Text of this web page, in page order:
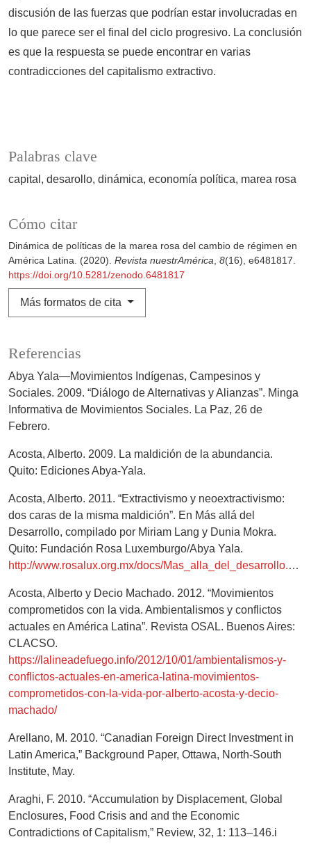
Palabras clave
capital desarollo dinámica economía política marea rosa
Cómo citar
Dinámica de políticas de la marea rosa del cambio de régimen en
América Latina. (2020). Revista nuestrAmérica 8(16), e6481817.
https://doi.org/10.5281/zenodo.6481817
Más formatos de cita
discusión de las fuerzas que podrían estar involucradas en
lo que parece ser el final del ciclo progresivo. La conclusión
es que la respuesta se puede encontrar en varias
contradicciones del capitalismo extractivo.
Referencias
Abya Yala—Movimientos Indígenas, Campesinos y
Sociales. 2009. “Diálogo de Alternativas y Alianzas”. Minga
Informativa de Movimientos Sociales. La Paz, 26 de
Febrero.
Acosta, Alberto. 2009. La maldición de la abundancia.
Quito: Ediciones Abya-Yala.
Acosta, Alberto. 2011. “Extractivismo y neoextractivismo:
dos caras de la misma maldición”. En Más allá del
Desarrollo, compilado por Miriam Lang y Dunia Mokra.
Quito: Fundación Rosa Luxemburgo/Abya Yala.
http://www.rosalux.org.mx/docs/Mas_alla_del_desarrollo.pdf
Acosta, Alberto y Decio Machado. 2012. “Movimientos
comprometidos con la vida. Ambientalismos y conflictos
actuales en América Latina”. Revista OSAL. Buenos Aires:
CLACSO.
https://lalineadefuego.info/2012/10/01/ambientalismos-y-
conflictos-actuales-en-america-latina-movimientos-
comprometidos-con-la-vida-por-alberto-acosta-y-decio-
machado/
Arellano, M. 2010. “Canadian Foreign Direct Investment in
Latin America,” Background Paper, Ottawa, North-South
Institute, May.
Araghi, F. 2010. “Accumulation by Displacement, Global
Enclosures, Food Crisis and and the Economic
Contradictions of Capitalism,” Review, 32, 1: 113–146.i